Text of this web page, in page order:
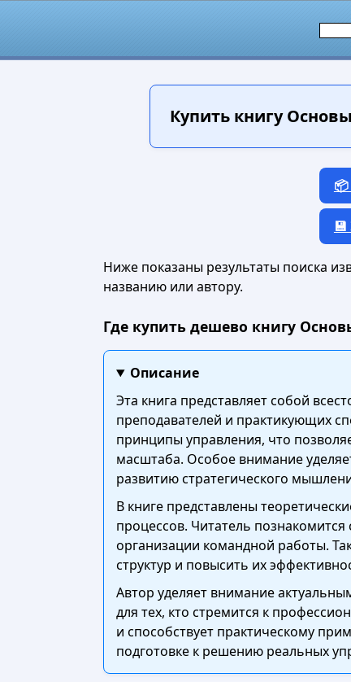
Купить книгуОсновы
Ниже показаны результаты поиска
названию или автору.
Где купить дешево книгу
Описание
Эта книга представляет собой
преподавателей и практикующих
принципы управления, что
масштаба. Особое внимание
развитию стратегического
В книге представлены
процессов. Читатель
организации командной работы.
структур и повысить их
Автор уделяет внимание
для тех, кто стремится к
и способствует практическому
подготовке к решению реальных